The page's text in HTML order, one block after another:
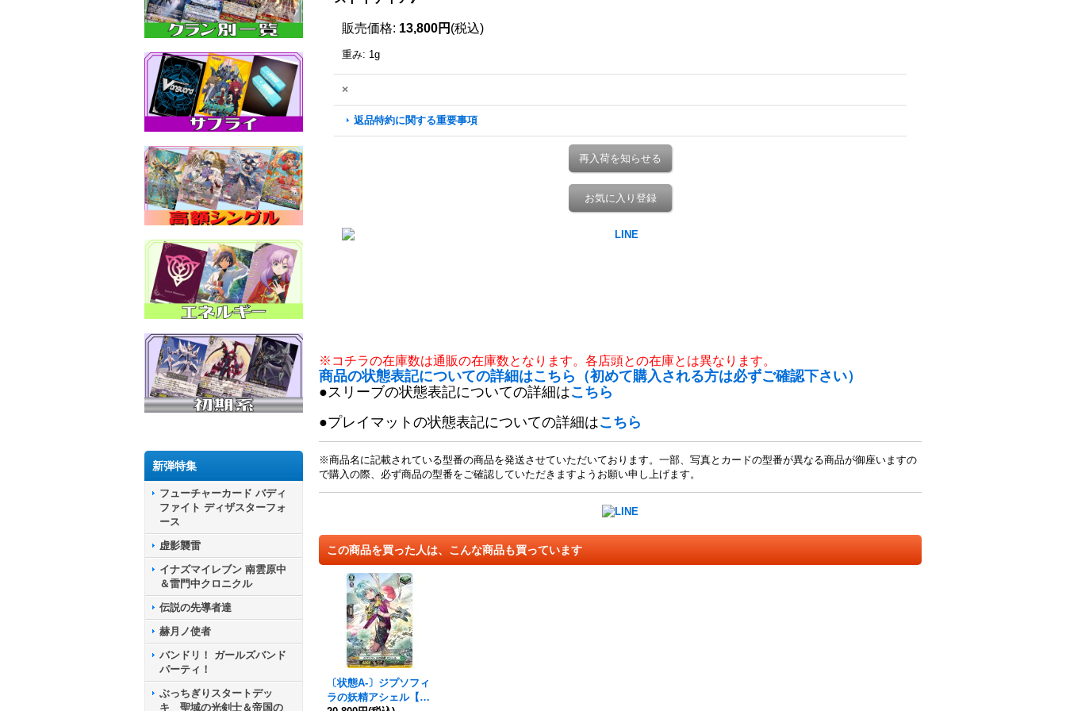
新弾特集
フューチャーカード バディ
ファイト ディザスターフォ
ース
虚影襲雷
イナズマイレブン 南雲原中
＆雷門中クロニクル
伝説の先導者達
赫月ノ使者
バンドリ！ ガールズバンド
パーティ！
ぶっちぎりスタートデッ
キ 聖域の光剣士＆帝国の
販売価格: 13,800円 (税込)
重み: 1g
×
返品特約に関する重要事項
再入荷を知らせる
お気に入り登録
※コチラの在庫数は通販の在庫数となります。各店頭との在庫とは異なります。
商品の状態表記についての詳細はこちら（初めて購入される方は必ずご確認下さい）
●スリーブの状態表記についての詳細はこちら
●プレイマットの状態表記についての詳細はこちら
※商品名に記載されている型番の商品を発送させていただいております。一部、写真とカードの型番が異なる商品が御座いますの
で購入の際、必ず商品の型番をご確認していただきますようお願い申し上げます。
この商品を買った人は、こんな商品も買っています
〔状態A-〕ジプソフィ
ラの妖精アシェル【S